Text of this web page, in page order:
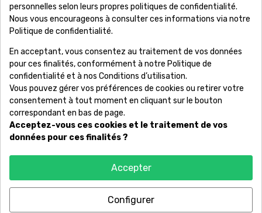
Information
Votre Compte
Produits 
Copyright © RêvonsBijoux. Marque déposée - Conception et
maintenance par
personnelles selon leurs propres politiques de confidentialité.
Nous vous encourageons à consulter ces informations via notre
Politique de confidentialité.
En acceptant, vous consentez au traitement de vos données
pour ces finalités, conformément à notre Politique de
confidentialité et à nos Conditions d’utilisation.
Vous pouvez gérer vos préférences de cookies ou retirer votre
consentement à tout moment en cliquant sur le bouton
correspondant en bas de page.
Acceptez-vous ces cookies et le traitement de vos
données pour ces finalités ?
Accepter
Configurer